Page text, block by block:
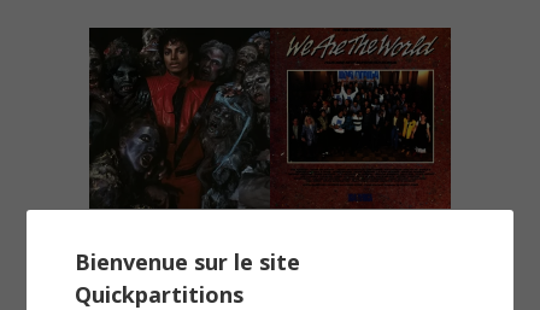
Voir
Bienvenue sur le site
Quickpartitions